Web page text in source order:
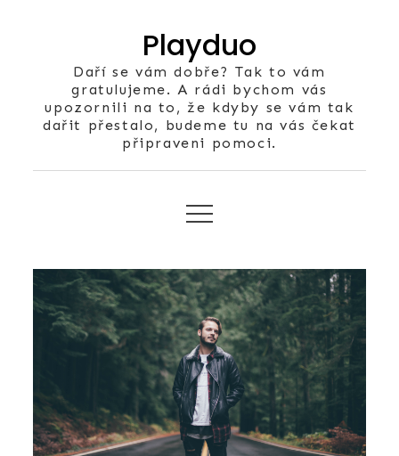
Playduo
Daří se vám dobře? Tak to vám
gratulujeme. A rádi bychom vás
upozornili na to, že kdyby se vám tak
dařit přestalo, budeme tu na vás čekat
připraveni pomoci.